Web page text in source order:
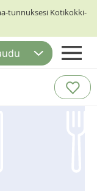
tunnuksesi Kotikokki-